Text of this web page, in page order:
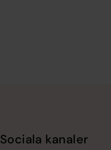
Sociala kanaler